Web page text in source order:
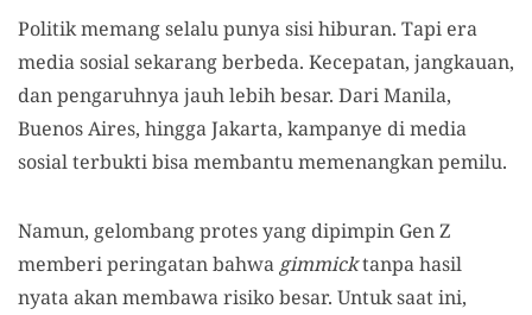
Politik memang selalu punya sisi hiburan. Tapi era
media sosial sekarang berbeda. Kecepatan, jangkauan,
dan pengaruhnya jauh lebih besar. Dari Manila,
Buenos Aires, hingga Jakarta, kampanye di media
sosial terbukti bisa membantu memenangkan pemilu.
Namun, gelombang protes yang dipimpin Gen Z
memberi peringatan bahwa gimmicktanpa hasil
nyata akan membawa risiko besar. Untuk saat ini,